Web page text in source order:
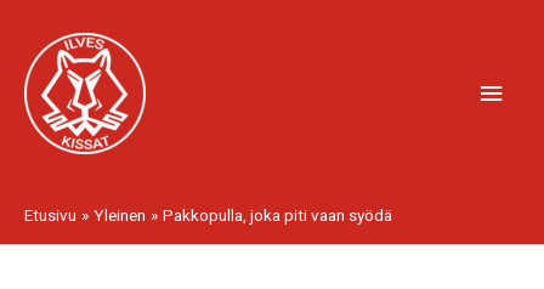
sisältöön
Etusivu Yleinen Pakkopulla, joka piti vaan syödä